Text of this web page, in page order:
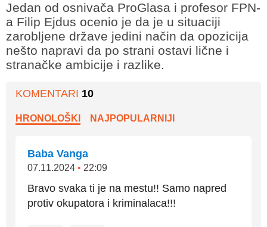
Jedan od osnivača ProGlasa i profesor FPN-
a Filip Ejdus ocenio je da je u situaciji
zarobljene države jedini način da opozicija
nešto napravi da po strani ostavi lične i
stranačke ambicije i razlike.
KOMENTARI 10
HRONOLOŠKI NAJPOPULARNIJI
Baba Vanga
07.11.2024 • 22:09
Bravo svaka ti je na mestu!! Samo napred
protiv okupatora i kriminalaca!!!